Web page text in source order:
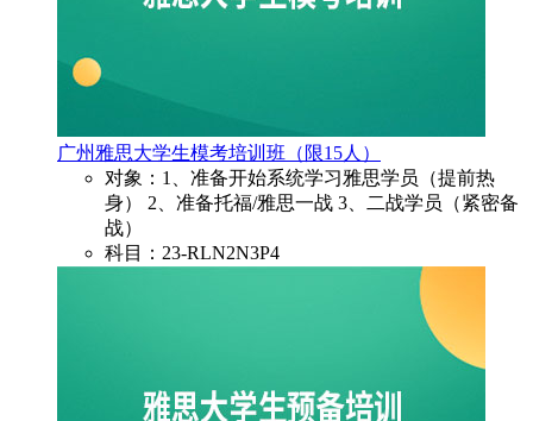
广州雅思大学生模考培训班（限15人）
对象：1、准备开始系统学习雅思学员（提前热
身） 2、准备托福/雅思一战 3、二战学员（紧密备
战）
科目：23-RLN2N3P4